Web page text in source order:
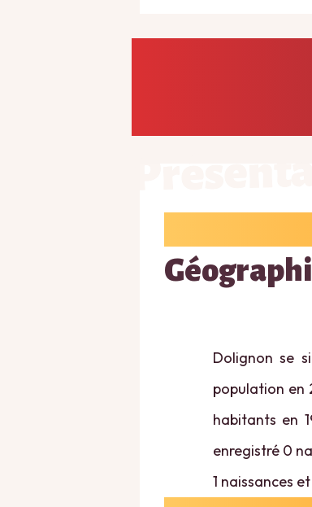
Dolignon se
population en
habitants en
enregistré 0
1 naissances